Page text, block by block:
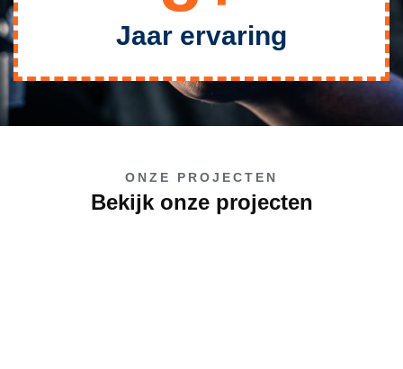
Jaar ervaring
ONZE PROJECTEN
Bekijk onze projecten